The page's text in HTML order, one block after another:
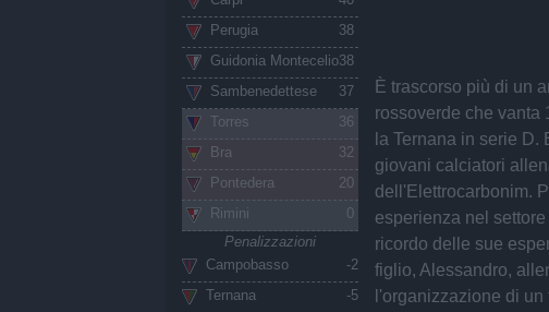
Perugia
38
Guidonia Montecelio38
Sambenedettese
37
Torres
36
Bra
32
Pontedera
20
Rimini
0
Penalizzazioni
Campobasso
-2
Ternana
-5
È trascorso più di un
rossoverde che vanta
la Ternana in serie D.
giovani calciatori
dell'Elettrocarbonim.
esperienza nel
ricordo delle sue
figlio, Alessandro,
l'organizzazione di